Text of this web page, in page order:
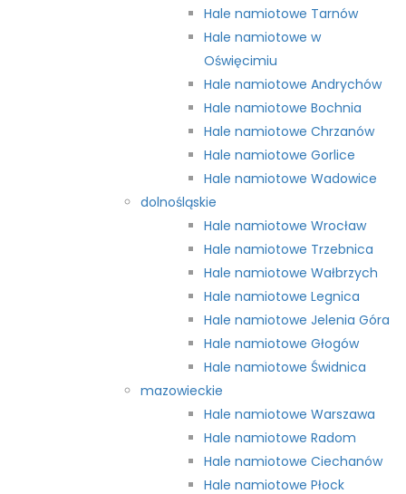
Hale namiotowe Tarnów
Hale namiotowe w
Oświęcimiu
Hale namiotowe Andrychów
Hale namiotowe Bochnia
Hale namiotowe Chrzanów
Hale namiotowe Gorlice
Hale namiotowe Wadowice
dolnośląskie
Hale namiotowe Wrocław
Hale namiotowe Trzebnica
Hale namiotowe Wałbrzych
Hale namiotowe Legnica
Hale namiotowe Jelenia Góra
Hale namiotowe Głogów
Hale namiotowe Świdnica
mazowieckie
Hale namiotowe Warszawa
Hale namiotowe Radom
Hale namiotowe Ciechanów
Hale namiotowe Płock